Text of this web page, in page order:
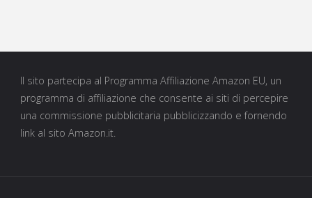
Il sito partecipa al Programma Affiliazione Amazon EU, un
programma di affiliazione che consente ai siti di percepire
una commissione pubblicitaria pubblicizzando e fornendo
link al sito Amazon.it.